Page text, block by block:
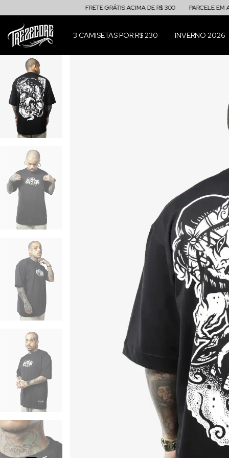
FRETE GRÁTIS ACIMA DE R$ 300 PARCELE EM ATÉ 5X SEM
3 CAMISETAS POR R$ 230 INVERNO 2026